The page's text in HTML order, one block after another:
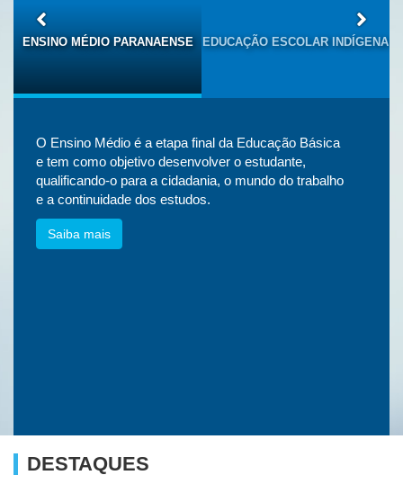
ENSINO MÉDIO PARANAENSE
EDUCAÇÃO ESCOLAR INDÍGENA
O Ensino Médio é a etapa final da Educação Básica
e tem como objetivo desenvolver o estudante,
qualificando-o para a cidadania, o mundo do trabalho
e a continuidade dos estudos.
Saiba mais
DESTAQUES